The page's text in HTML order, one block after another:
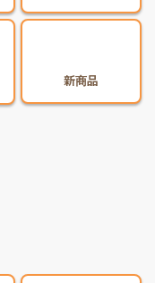
新商品